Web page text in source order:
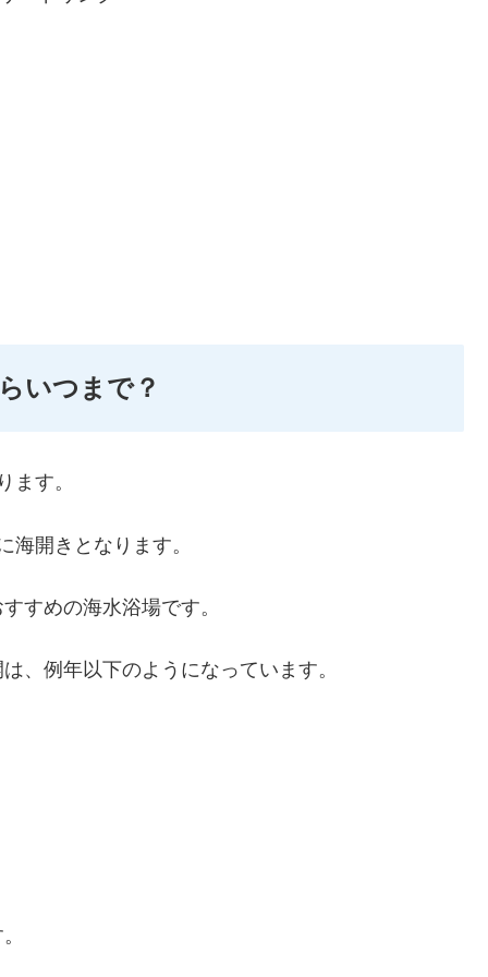
いつまで？
ます。
海開きとなります。
すめの海水浴場です。
、例年以下のようになっています。